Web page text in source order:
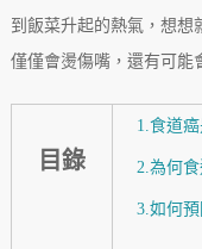
到飯菜升起的熱氣，想想
僅僅會燙傷嘴，還有可能
目錄
1.食道
2.為何
3.如何